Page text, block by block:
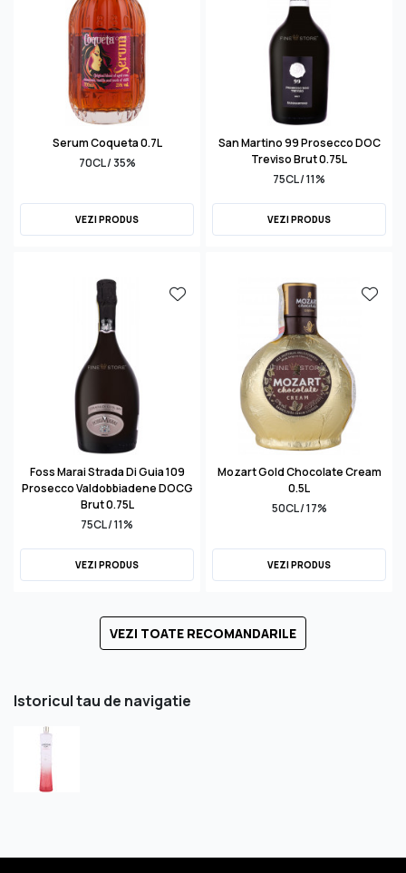
Serum Coqueta 0.7L
70CL / 35%
VEZI PRODUS
San Martino 99 Prosecco DOC
Treviso Brut 0.75L
75CL / 11%
VEZI PRODUS
Foss Marai Strada Di Guia 109
Prosecco Valdobbiadene DOCG
Brut 0.75L
75CL / 11%
VEZI PRODUS
Mozart Gold Chocolate Cream
0.5L
50CL / 17%
VEZI PRODUS
VEZI TOATE RECOMANDARILE
Istoricul tau de navigatie